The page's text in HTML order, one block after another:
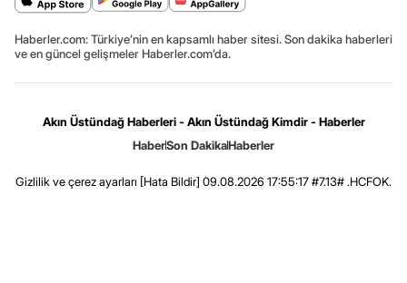
Haberler.com: Türkiye’nin en kapsamlı haber sitesi. Son dakika haberleri
ve en güncel gelişmeler Haberler.com’da.
Akın Üstündağ Haberleri - Akın Üstündağ Kimdir - Haberler
HaberSon DakikaHaberler
Gizlilik ve çerez ayarları [Hata Bildir] 09.08.2026 17:55:17 #7.13# .HCFOK.